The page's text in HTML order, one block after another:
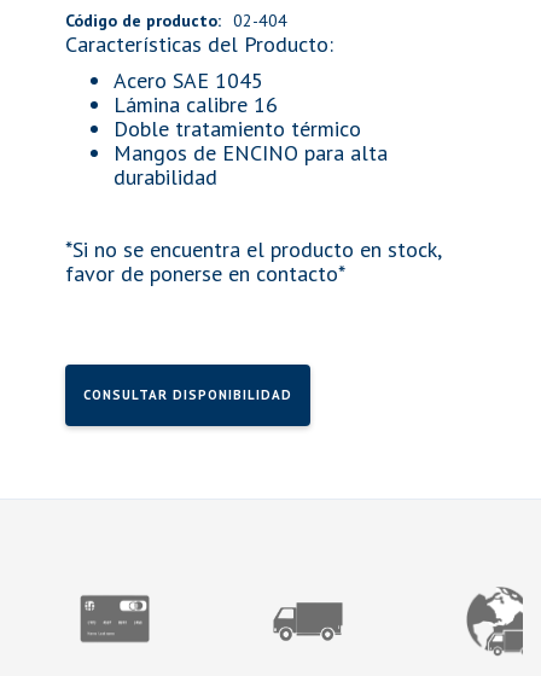
Código de producto: 02-404
Características del Producto:
Acero SAE 1045
Lámina calibre 16
Doble tratamiento térmico
Mangos de ENCINO para alta
durabilidad
*Si no se encuentra el producto en stock,
favor de ponerse en contacto*
CONSULTAR DISPONIBILIDAD